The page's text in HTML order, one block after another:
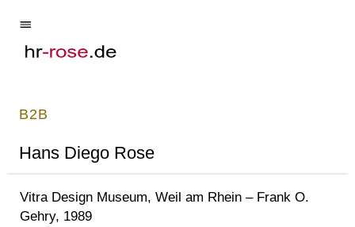
B2B
Hans Diego Rose
Vitra Design Museum, Weil am Rhein – Frank O.
Gehry, 1989